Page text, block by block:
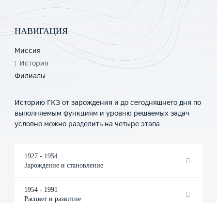
НАВИГАЦИЯ
Миссия
История
Филиалы
Историю ГКЗ от зарождения и до сегодняшнего дня по
выполняемым функциям и уровню решаемых задач
условно можно разделить на четыре этапа.
1927 - 1954
Зарождение и становление
1954 - 1991
Расцвет и развитие